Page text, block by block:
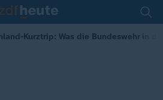
Kurztrip: Was die Bundeswehr in